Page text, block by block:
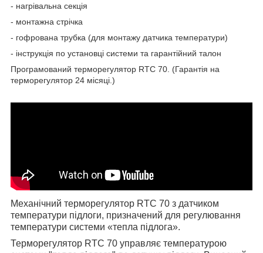
- нагрівальна секція
- монтажна стрічка
- гофрована трубка (для монтажу датчика температури)
- інструкція по установці системи та гарантійний талон
Програмований терморегулятор RTC 70. (Гарантія на
терморегулятор 24 місяці.)
Механічний терморегулятор RTC 70 з датчиком
температури підлоги, призначений для регулювання
температури системи «тепла підлога».
Терморегулятор RTC 70 управляє температурою